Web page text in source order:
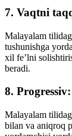
7. Vaqtni
Malayalam
tushunishga
xil fe’lni
beradi.
8. Progressiv:
Malayalam
bilan va aniqroq